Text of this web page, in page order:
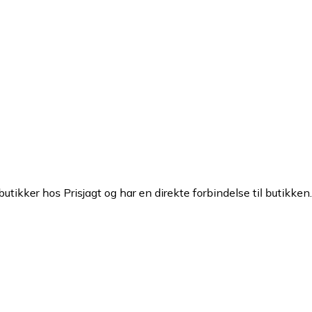
hos Prisjagt og har en direkte forbindelse til butikken.